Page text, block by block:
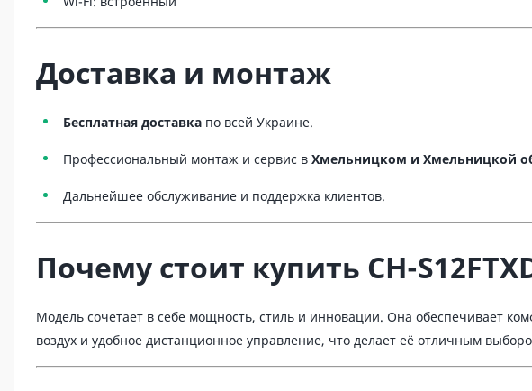
Доставка и монтаж
Бесплатная доставка по всей Украине.
Профессиональный монтаж и сервис в Хмельницком и Хмельницкой
Дальнейшее обслуживание и поддержка клиентов.
Почему стоит купить CH-
Модель сочетает в себе мощность, стиль и инновации. Она обеспечивает
воздух и удобное дистанционное управление, что делает её отличным